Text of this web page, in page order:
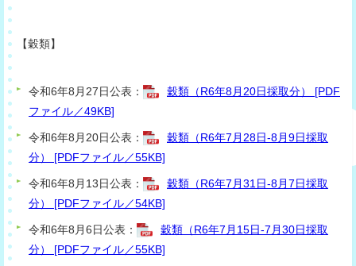
【穀類】
令和6年8月27日公表：
穀類（R6年8月20日採取分） [PDF
ファイル／49KB]
令和6年8月20日公表：
穀類（R6年7月28日-8月9日採取
分） [PDFファイル／55KB]
令和6年8月13日公表：
穀類（R6年7月31日-8月7日採取
分） [PDFファイル／54KB]
令和6年8月6日公表：
穀類（R6年7月15日-7月30日採取
分） [PDFファイル／55KB]